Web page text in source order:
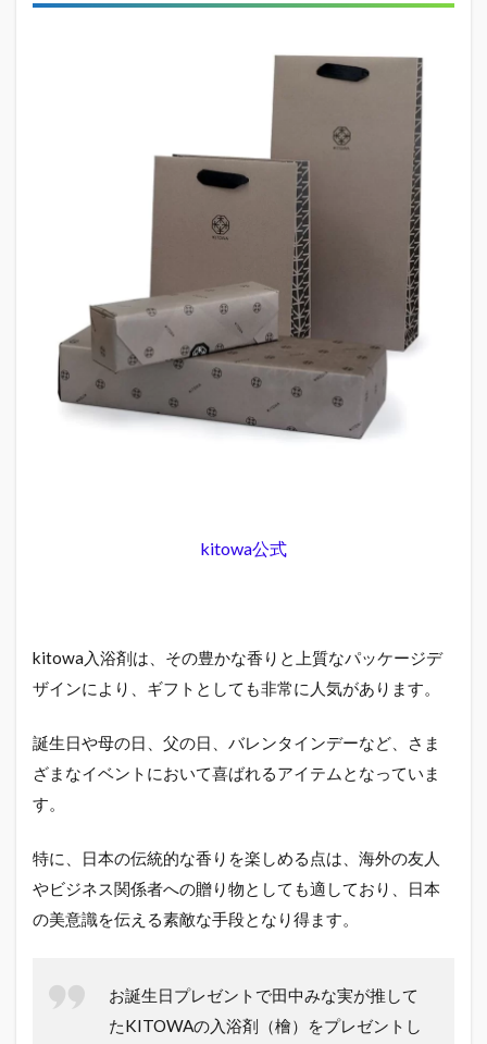
kitowa公式
kitowa入浴剤は、その豊かな香りと上質なパッケージデ
ザインにより、ギフトとしても非常に人気があります。
誕生日や母の日、父の日、バレンタインデーなど、さま
ざまなイベントにおいて喜ばれるアイテムとなっていま
す。
特に、日本の伝統的な香りを楽しめる点は、海外の友人
やビジネス関係者への贈り物としても適しており、日本
の美意識を伝える素敵な手段となり得ます。
お誕生日プレゼントで田中みな実が推して
たKITOWAの入浴剤（檜）をプレゼントし